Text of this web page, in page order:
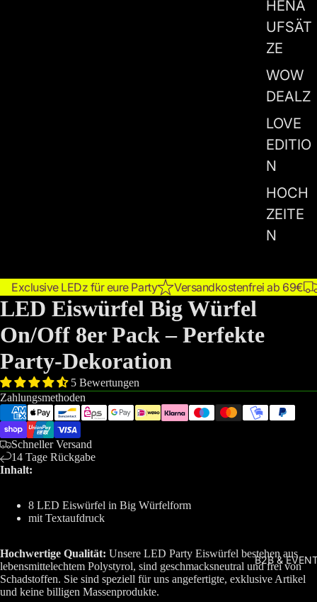
HENA
UFSÄT
ZE
WOW
DEALZ
LOVE
EDITIO
N
HOCH
ZEITE
N
B2B &
Exclusive LEDz für eure Party Versandkostenfrei ab 69€
LED Eiswürfel Big Würfel
On/Off 8er Pack – Perfekte
Party-Dekoration
5 Bewertungen
Zahlungsmethoden
Schneller Versand
14 Tage Rückgabe
Inhalt:
8 LED Eiswürfel in Big Würfelform
mit Textaufdruck
Hochwertige Qualität: Unsere LED Party Eiswürfel bestehen aus
lebensmittelechtem Polystyrol, sind geschmacksneutral und frei von
Schadstoffen. Sie sind speziell für uns angefertigte, exklusive Artikel
und keine billigen Massenprodukte.